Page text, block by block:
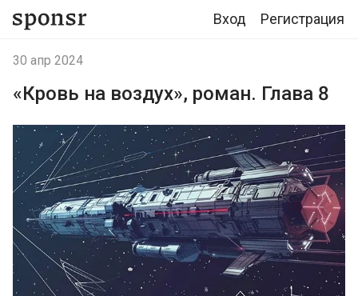
Вход Регистрация
30 апр 2024
«Кровь на воздух», роман. Глава 8